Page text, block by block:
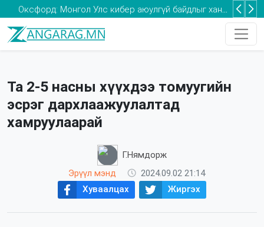
Та 2-5 насны хүүхдээ томуугийн эсрэг дархлаажуулалтад хамруулаарай
Та 2-5 насны хүүхдээ томуугийн
эсрэг дархлаажуулалтад
хамруулаарай
Г.Нямдорж
Эрүүл мэнд
2024.09.02 21:14
Хуваалцах
Жиргэх